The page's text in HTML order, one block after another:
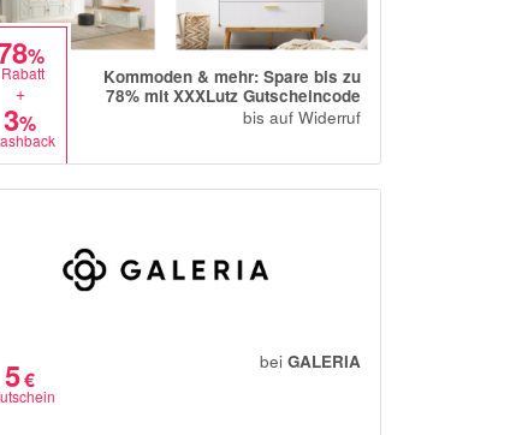
%
Rabatt
+
3%
Kommoden & mehr: Spare bis zu
78% mit XXXLutz Gutscheincode
bis auf Widerruf
5€
bei GALERIA